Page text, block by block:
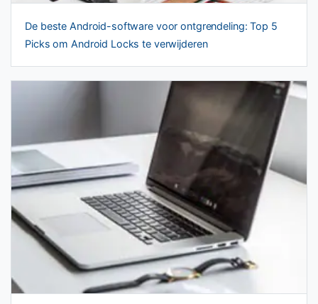
De beste Android-software voor ontgrendeling: Top 5
Picks om Android Locks te verwijderen